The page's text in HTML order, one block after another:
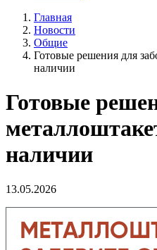
Главная
Новости
Общие
Готовые решения для
наличии
Готовые
наличии
13.05.2026